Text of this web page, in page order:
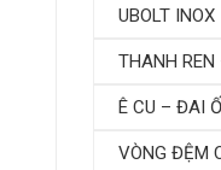
UBOLT INOX
THANH REN
Ê CU – ĐAI
VÒNG ĐỆM
Bu Lông Lục Giác GB